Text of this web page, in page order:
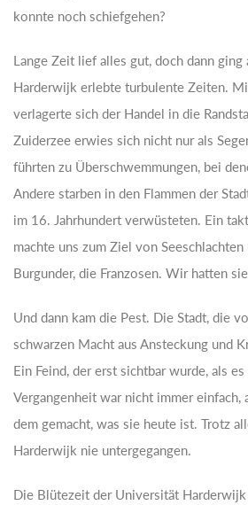
konnte noch schiefgehen?
Lange Zeit lief alles gut, doch dann
Harderwijk erlebte turbulente Zeiten.
verlagerte sich der Handel in die
Zuiderzee erwies sich nicht nur als
führten zu Überschwemmungen, bei
Andere starben in den Flammen der
im 16. Jahrhundert verwüsteten. Ein
machte uns zum Ziel von
Burgunder, die Franzosen. Wir hatten
Und dann kam die Pest. Die Stadt, die
schwarzen Macht aus Ansteckung und
Ein Feind, der erst sichtbar wurde, als
Vergangenheit war nicht immer einfach,
dem gemacht, was sie heute ist. Trotz
Harderwijk nie untergegangen.
Die Blütezeit der Universität